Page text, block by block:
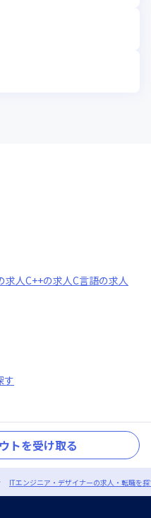
求人C++の求人C言語の求人
す
トを受け取る
ITエンジニア・デザイナーの求人・転職を